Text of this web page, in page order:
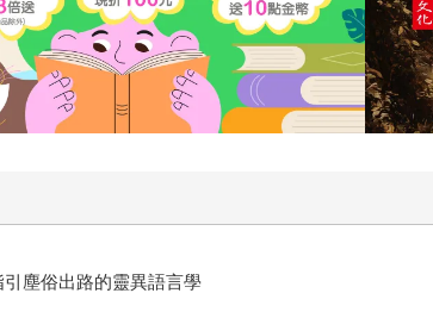
塵俗出路的靈異語言學